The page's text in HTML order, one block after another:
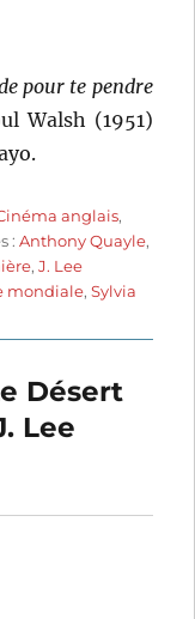
pour te pendre
Walsh (1951)
anglais,
:Anthony Quayle,
,J. Lee
mondiale,Sylvia
Désert
Lee